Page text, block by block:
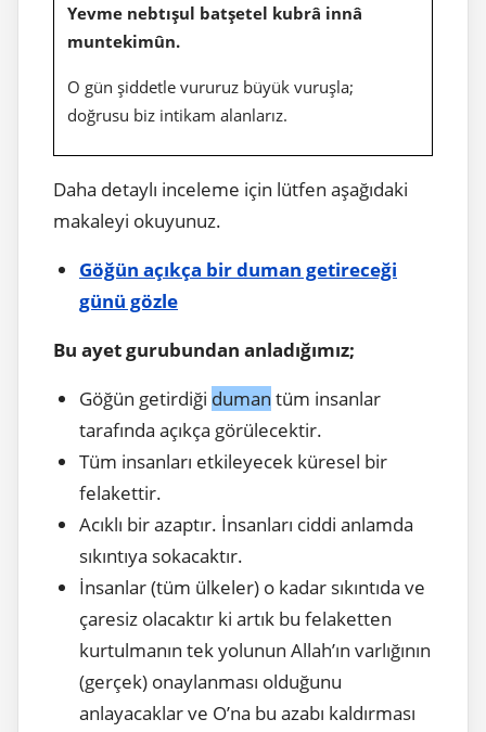
Yevme nebtışul batşetel kubrâ innâ
muntekimûn.
O gün şiddetle vururuz büyük vuruşla;
doğrusu biz intikam alanlarız.
Daha detaylı inceleme için lütfen aşağıdaki
makaleyi okuyunuz.
Göğün açıkça bir duman getireceği
günü gözle
Bu ayet gurubundan anladığımız;
Göğün getirdiği duman tüm insanlar
tarafında açıkça görülecektir.
Tüm insanları etkileyecek küresel bir
felakettir.
Acıklı bir azaptır. İnsanları ciddi anlamda
sıkıntıya sokacaktır.
İnsanlar (tüm ülkeler) o kadar sıkıntıda ve
çaresiz olacaktır ki artık bu felaketten
kurtulmanın tek yolunun Allah’ın varlığının
(gerçek) onaylanması olduğunu
anlayacaklar ve O’na bu azabı kaldırması